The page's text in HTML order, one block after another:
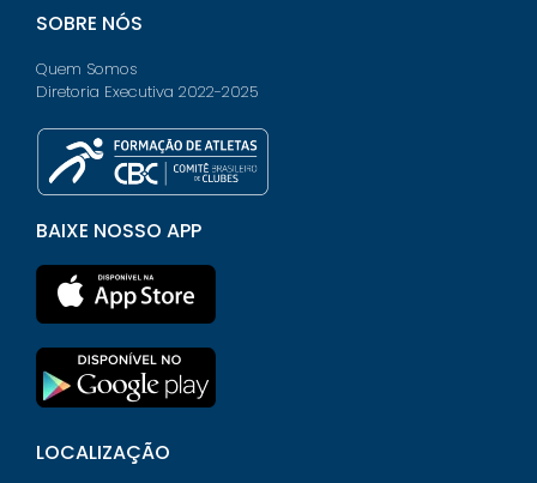
SOBRE NÓS
Quem Somos
Diretoria Executiva 2022-2025
BAIXE NOSSO APP
LOCALIZAÇÃO